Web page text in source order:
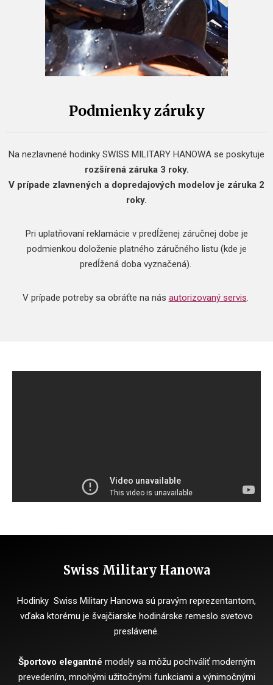
Podmienky záruky
Na nezlavnené hodinky SWISS MILITARY HANOWA se poskytuje
rozšírená záruka 3 roky.
V prípade zlavnených a dopredajových modelov je záruka 2
roky.
Pri uplatňovaní reklamácie v predĺženej záručnej dobe je
podmienkou doloženie platného záručného listu (kde je
predĺžená doba vyznačená).
V prípade potreby sa obráťte na nás autorizovaný servis.
Swiss Military Hanowa
Hodinky Swiss Military Hanowa sú pravým reprezentantom,
vďaka ktorému je švajčiarske hodinárske remeslo svetovo
preslávené.
Športovo elegantné modely sa môžu pochváliť moderným
prevedením, mnohými užitočnými funkciami a výnimočnými